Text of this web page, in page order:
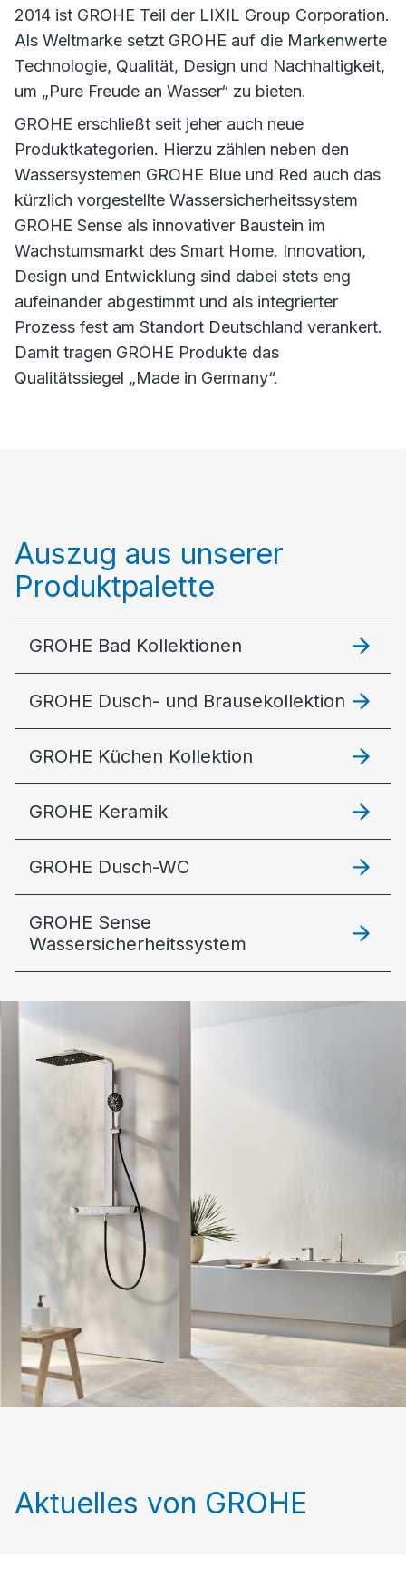
2014 ist GROHE Teil der LIXIL Group Corporation.
Als Weltmarke setzt GROHE auf die Markenwerte
Technologie, Qualität, Design und Nachhaltigkeit,
um „Pure Freude an Wasser“ zu bieten.
GROHE erschließt seit jeher auch neue
Produktkategorien. Hierzu zählen neben den
Wassersystemen GROHE Blue und Red auch das
kürzlich vorgestellte Wassersicherheitssystem
GROHE Sense als innovativer Baustein im
Wachstumsmarkt des Smart Home. Innovation,
Design und Entwicklung sind dabei stets eng
aufeinander abgestimmt und als integrierter
Prozess fest am Standort Deutschland verankert.
Damit tragen GROHE Produkte das
Qualitätssiegel „Made in Germany“.
Auszug aus unserer
Produktpalette
GROHE Bad Kollektionen
GROHE Dusch- und Brausekollektion
GROHE Küchen Kollektion
GROHE Keramik
GROHE Dusch-WC
GROHE Sense
Wassersicherheitssystem
Aktuelles von GROHE